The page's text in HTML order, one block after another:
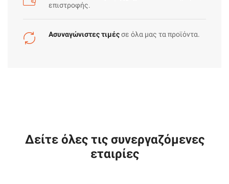
ποσότητα
επιστροφής.
Ασυναγώνιστες τιμέςσε όλα μας τα προϊόντα.
Δείτε όλες τις συνεργαζόμενες
εταιρίες